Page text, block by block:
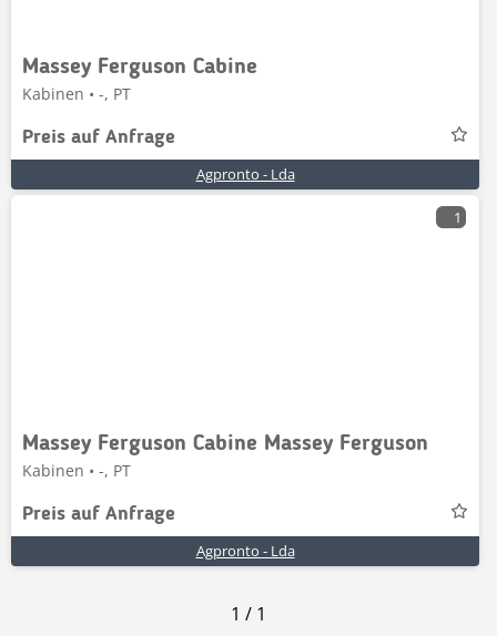
Massey Ferguson Cabine
Kabinen • -, PT
Preis auf Anfrage
Agpronto - Lda
1
Massey Ferguson Cabine Massey Ferguson
Kabinen • -, PT
Preis auf Anfrage
Agpronto - Lda
1 / 1